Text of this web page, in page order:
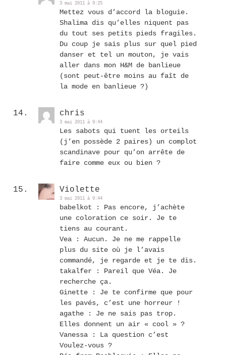
3 mai 2011 à 9:25
Mettez vous d’accord la bloguie.
Shalima dis qu’elles niquent pas
du tout ses petits pieds fragiles.
Du coup je sais plus sur quel pied
danser et tel un mouton, je vais
aller dans mon H&M de banlieue
(sont peut-être moins au faît de
la mode en banlieue ?)
chris
3 mai 2011 à 9:44
Les sabots qui tuent les orteils
(j’en possède 2 paires) un complot
scandinave pour qu’on arrête de
faire comme eux ou bien ?
Violette
3 mai 2011 à 9:44
babelkot : Pas encore, j’achète
une coloration ce soir. Je te
tiens au courant.
Vea : Aucun. Je ne me rappelle
plus du site où je l’avais
commandé, je regarde et je te dis.
takalfer : Pareil que Véa. Je
recherche ça.
Ginette : Je te confirme que pour
les pavés, c’est une horreur !
agathe : Je ne sais pas trop.
Elles donnent un air « cool » ?
Vanessa : La question c’est
Voulez-vous ?